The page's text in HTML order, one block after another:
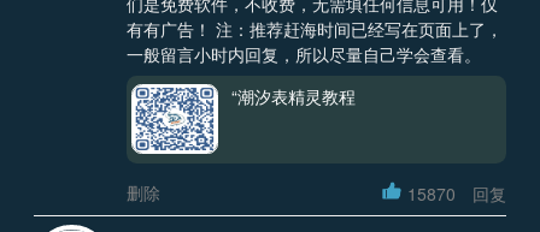
有有广告！ 注：推荐赶海时间已经写在页面上了，
一般留言小时内回复，所以尽量自己学会查看。
“潮汐表精灵教程
删除 15870 回复